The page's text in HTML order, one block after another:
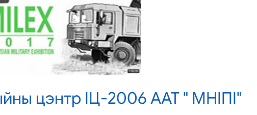
цэнтр ІЦ-2006 ААТ " МНІПІ"